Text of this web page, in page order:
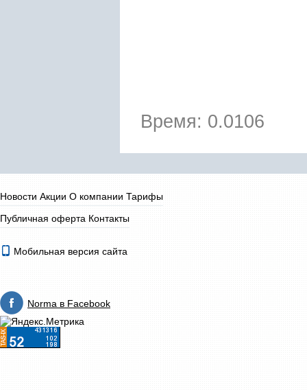
Время: 0.0106
Новости Акции О компании Тарифы
Публичная оферта Контакты
Мобильная версия сайта
Norma в Facebook